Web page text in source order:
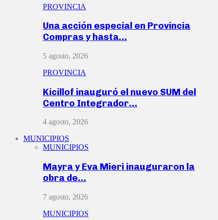
PROVINCIA
Una acción especial en Provincia
Compras y hasta…
5 agosto, 2026
PROVINCIA
Kicillof inauguró el nuevo SUM del
Centro Integrador…
4 agosto, 2026
MUNICIPIOS
MUNICIPIOS
Mayra y Eva Mieri inauguraron la
obra de…
7 agosto, 2026
MUNICIPIOS